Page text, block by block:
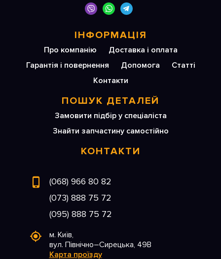
ІНФОРМАЦІЯ
Про компанію
Доставка і оплата
Гарантія і повернення
Допомога
Статті
Контакти
ПОШУК ДЕТАЛЕЙ
Замовити підбір у спеціаліста
Знайти запчастину самостійно
КОНТАКТИ
(068) 966 80 82
(073) 888 75 72
(095) 888 75 72
м. Київ,
вул. Північно–Сирецька, 49В
Карта проїзду